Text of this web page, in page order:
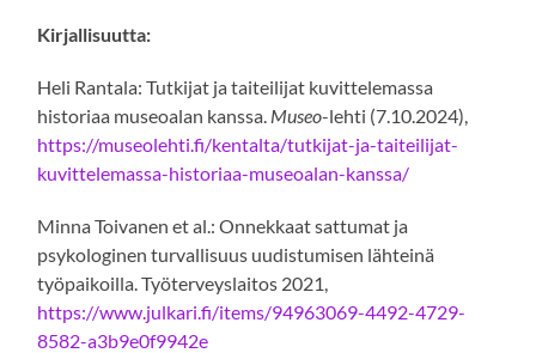
Kirjallisuutta:
Heli Rantala: Tutkijat ja taiteilijat kuvittelemassa
historiaa museoalan kanssa. Museo-lehti (7.10.2024),
https://museolehti.fi/kentalta/tutkijat-ja-taiteilijat-
kuvittelemassa-historiaa-museoalan-kanssa/
Minna Toivanen et al.: Onnekkaat sattumat ja
psykologinen turvallisuus uudistumisen lähteinä
työpaikoilla. Työterveyslaitos 2021,
https://www.julkari.fi/items/94963069-4492-4729-
8582-a3b9e0f9942e